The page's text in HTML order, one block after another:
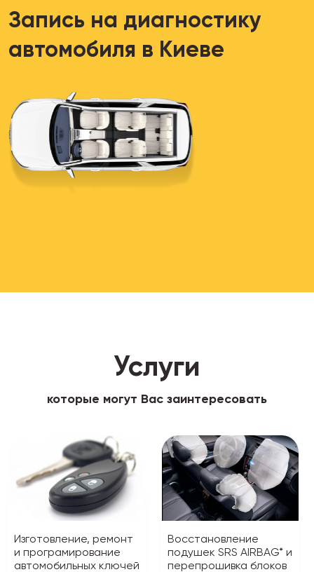
Запись на диагностику
автомобиля в Киеве
Услуги
которые могут Вас заинтересовать
Изготовление, ремонт
и програмирование
автомобильных ключей
Восстановление
подушек SRS AIRBAG* и
перепрошивка блоков